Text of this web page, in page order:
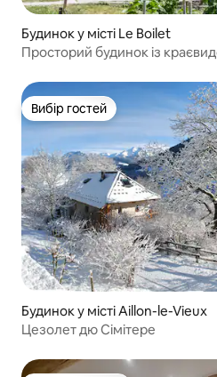
Будинок у місті Le Boilet
Просторий будинок із
Вибір гостей
Вибір гостей
Будинок у місті Aillon-le-Vieux
Цезолет дю Сімітере